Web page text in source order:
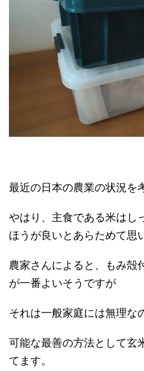
最近の日本の農業の状況を
やはり、主食である米はし
ほうが良いとあらためて思
農家さんによると、もみ殻
が一番よいそうですが
それは一般家庭には無理な
可能な最善の方法として玄
てます。